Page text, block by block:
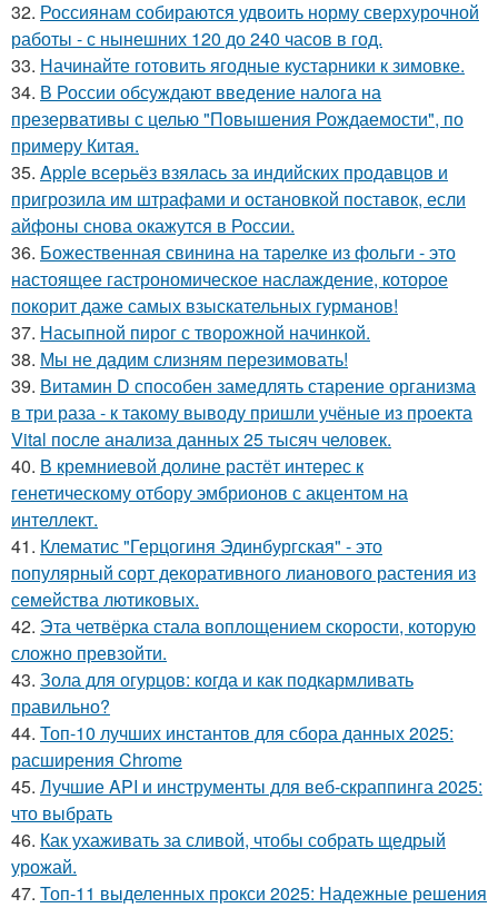
32. Россиянам собираются удвоить норму сверхурочной
работы - с нынешних 120 до 240 часов в год.
33. Начинайте готовить ягодные кустарники к зимовке.
34. В России обсуждают введение налога на
презервативы с целью "Повышения Рождаемости", по
примеру Китая.
35. Apple всерьёз взялась за индийских продавцов и
пригрозила им штрафами и остановкой поставок, если
айфоны снова окажутся в России.
36. Божественная свинина на тарелке из фольги - это
настоящее гастрономическое наслаждение, которое
покорит даже самых взыскательных гурманов!
37. Насыпной пирог с творожной начинкой.
38. Мы не дадим слизням перезимовать!
39. Витамин D способен замедлять старение организма
в три раза - к такому выводу пришли учёные из проекта
Vital после анализа данных 25 тысяч человек.
40. В кремниевой долине растёт интерес к
генетическому отбору эмбрионов с акцентом на
интеллект.
41. Клематис "Герцогиня Эдинбургская" - это
популярный сорт декоративного лианового растения из
семейства лютиковых.
42. Эта четвёрка стала воплощением скорости, которую
сложно превзойти.
43. Зола для огурцов: когда и как подкармливать
правильно?
44. Топ-10 лучших инстантов для сбора данных 2025:
расширения Chrome
45. Лучшие API и инструменты для веб-скраппинга 2025:
что выбрать
46. Как ухаживать за сливой, чтобы собрать щедрый
урожай.
47. Топ-11 выделенных прокси 2025: Надежные решения